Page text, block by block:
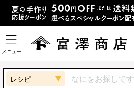
メニュー
レシピ